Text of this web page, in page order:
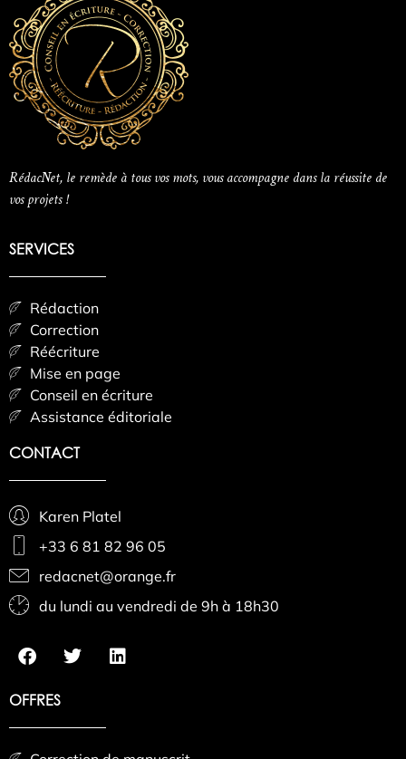
RédacNet, le remède à tous vos mots, vous accompagne dans la réussite de
vos projets !
SERVICES
Rédaction
Correction
Réécriture
Mise en page
Conseil en écriture
Assistance éditoriale
CONTACT
Karen Platel
+33 6 81 82 96 05
redacnet@orange.fr
du lundi au vendredi de 9h à 18h30
OFFRES